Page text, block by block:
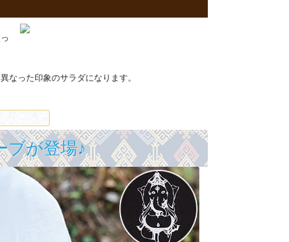
なった印象のサラダになります。
ブが登場♪